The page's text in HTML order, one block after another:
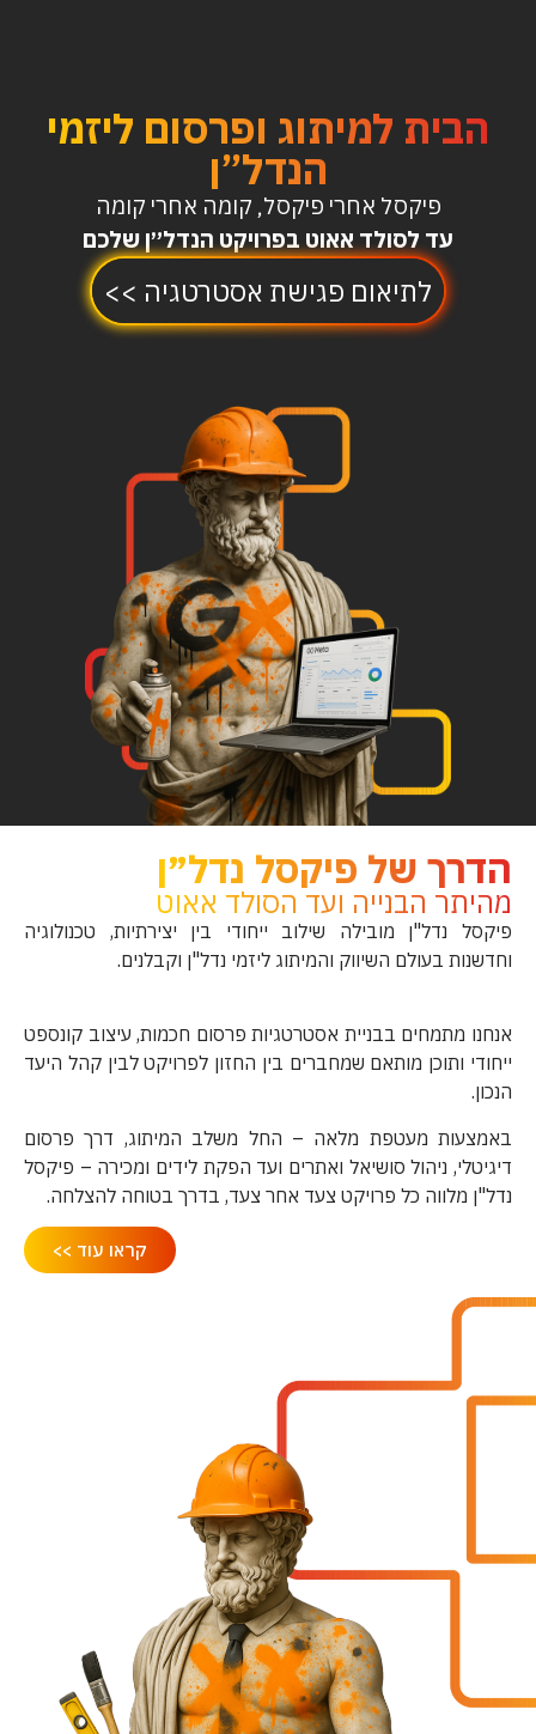
הבית למיתוג ופרסום ליזמי
הנדל”ן
פיקסל אחרי פיקסל, קומה אחרי קומה
עד לסולד אאוט בפרויקט הנדל״ן שלכם
לתיאום פגישת אסטרטגיה >>
הדרך של פיקסל נדל״ן
מהיתר הבנייה ועד הסולד אאוט
פיקסל נדל"ן מובילה שילוב ייחודי בין יצירתיות, טכנולוגיה
וחדשנות בעולם השיווק והמיתוג ליזמי נדל"ן וקבלנים.
אנחנו מתמחים בבניית אסטרטגיות פרסום חכמות, עיצוב קונספט
ייחודי ותוכן מותאם שמחברים בין החזון לפרויקט לבין קהל היעד
הנכון.
באמצעות מעטפת מלאה – החל משלב המיתוג, דרך פרסום
דיגיטלי, ניהול סושיאל ואתרים ועד הפקת לידים ומכירה – פיקסל
נדל"ן מלווה כל פרויקט צעד אחר צעד, בדרך בטוחה להצלחה.
קראו עוד >>